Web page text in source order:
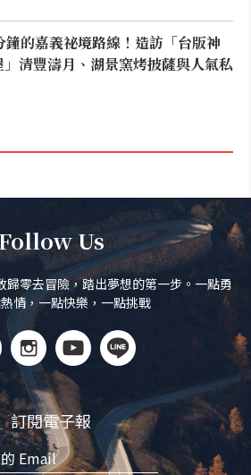
鐘的嘉義祕境路線！造訪「台版神
清豐濤月、湖景窯烤披薩與人氣私
Us
歸零去冒險，踏出夢想的第一步。一點勇
情，一點快樂，一點挑戰
訂閱電子報